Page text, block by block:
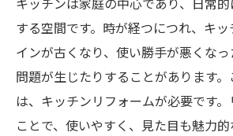
する空間です。時が経つにつれ、キ
インが古くなり、使い勝手が悪くな
問題が生じたりすることがあります
は、キッチンリフォームが必要です
ことで、使いやすく、見た目も魅力